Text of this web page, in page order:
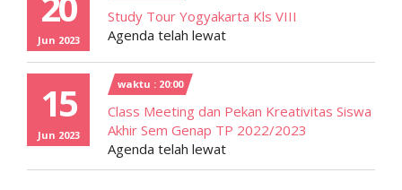
Jun 2023
Study Tour Yogyakarta Kls VIII
Agenda telah lewat
15
Jun 2023
waktu : 20:00
Class Meeting dan Pekan Kreativitas Siswa
Akhir Sem Genap TP 2022/2023
Agenda telah lewat